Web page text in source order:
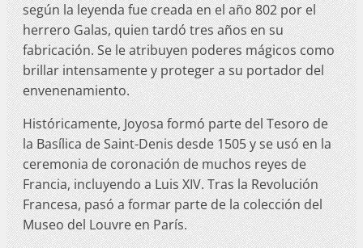
según la leyenda fue creada en el año 802 por el
herrero Galas, quien tardó tres años en su
fabricación. Se le atribuyen poderes mágicos como
brillar intensamente y proteger a su portador del
envenenamiento.
Históricamente, Joyosa formó parte del Tesoro de
la Basílica de Saint-Denis desde 1505 y se usó en la
ceremonia de coronación de muchos reyes de
Francia, incluyendo a Luis XIV. Tras la Revolución
Francesa, pasó a formar parte de la colección del
Museo del Louvre en París.